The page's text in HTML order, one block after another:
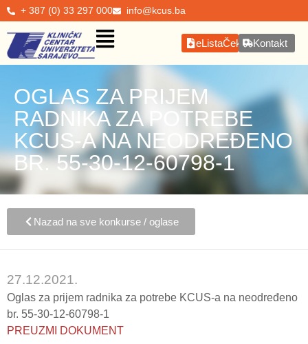
+ 387 (0) 33 297 000 info@kcus.ba
eListaČekanjaKontakt
OGLAS ZA PRIJEM
RADNIKA ZA POTREBE
KCUS-A NA NEODREĐENO
BR. 55-30-12-60798-1
Nazad na sve konkurse / oglase
27.12.2021.
Oglas za prijem radnika za potrebe KCUS-a na neodređeno
br. 55-30-12-60798-1
PREUZMI DOKUMENT